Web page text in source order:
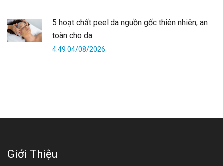
5 hoạt chất peel da nguồn gốc thiên nhiên, an
toàn cho da
4:49 04/08/2026
Giới Thiệu